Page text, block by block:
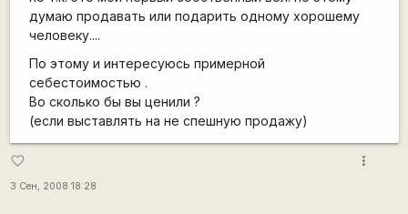
думаю продавать или подарить одному хорошему
человеку....
По этому и интересуюсь примерной
себестоимостью .
Во сколько бы вы ценили ?
(если выставлять на не спешную продажу)
favorite_border
3 Сен, 2008 18:28
more_vert